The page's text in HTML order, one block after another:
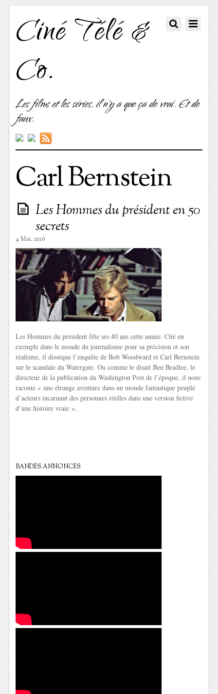
Ciné Télé &
Co.
Les films et les séries, il n'y a que ça de vrai. Et de
faux.
Carl Bernstein
Les Hommes du président en 50
secrets
4 Mai. 2016
Les Hommes du président fête ses 40 ans cette année. Cité en
exemple dans le monde du journalisme pour sa précision et son
réalisme, il dissèque l’enquête de Bob Woodward et Carl Bernstein
sur le scandale du Watergate. Ou comme le disait Ben Bradlee, le
directeur de la publication du Washington Post de l’époque, il nous
raconte « une étrange aventure dans un monde fantastique peuplé
d’acteurs incarnant des personnes réelles dans une version fictive
d’une histoire vraie ».
BANDES ANNONCES